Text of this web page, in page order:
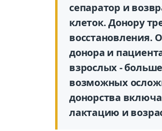
сепаратор и
клеток. Донору
восстановления.
донора и
взрослых -
возможных
донорства
лактацию и